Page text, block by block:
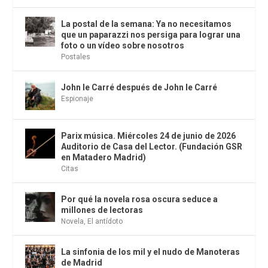
La postal de la semana: Ya no necesitamos
que un paparazzi nos persiga para lograr una
foto o un vídeo sobre nosotros
Postales
John le Carré después de John le Carré
Espionaje
Parix música. Miércoles 24 de junio de 2026
Auditorio de Casa del Lector. (Fundación GSR
en Matadero Madrid)
Citas
Por qué la novela rosa oscura seduce a
millones de lectoras
Novela El antídoto
La sinfonia de los mil y el nudo de Manoteras
de Madrid